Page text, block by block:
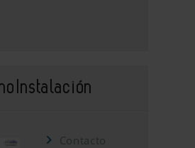
Contacto